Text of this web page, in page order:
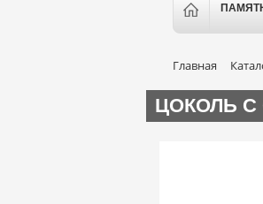
Главная
ЦОКОЛЬ С